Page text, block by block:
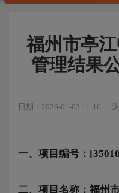
福州市亭
管理结果
日期：2026-01-02 11:16
一、项目编号：
二、项目名称：福州